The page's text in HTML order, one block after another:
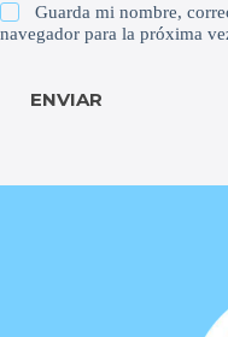
Guarda mi nombre,
navegador para la próxima
ENVIAR